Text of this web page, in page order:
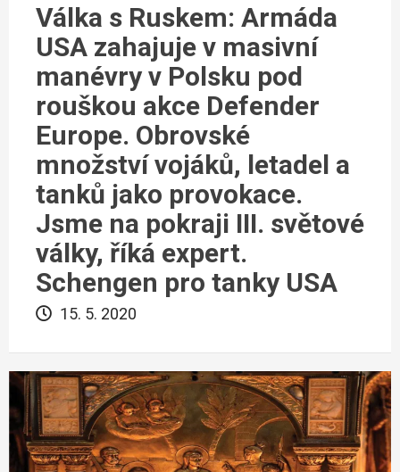
Válka s Ruskem: Armáda
USA zahajuje v masivní
manévry v Polsku pod
rouškou akce Defender
Europe. Obrovské
množství vojáků, letadel a
tanků jako provokace.
Jsme na pokraji III. světové
války, říká expert.
Schengen pro tanky USA
15. 5. 2020